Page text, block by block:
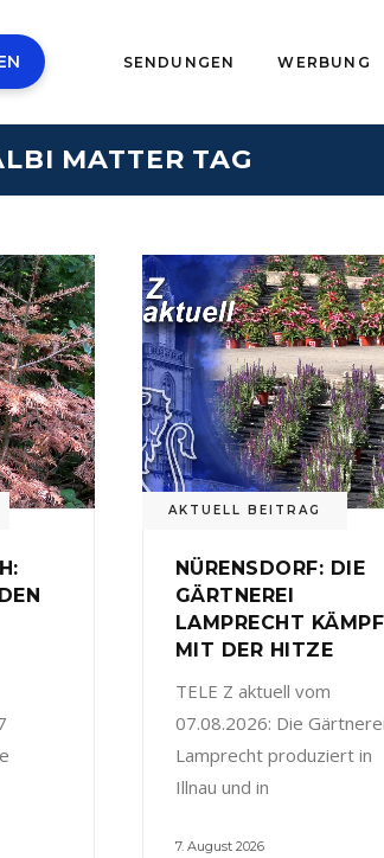
SENDUNGEN WERBUNG
MATTER TAG
AKTUELL BEITRAG
NÜRENSDORF: DIE
GÄRTNEREI
LAMPRECHT
MIT DER HITZE
TELE Z aktuell vom
07.08.2026: Die
Lamprecht produziert in
Illnau und in
7. August 2026